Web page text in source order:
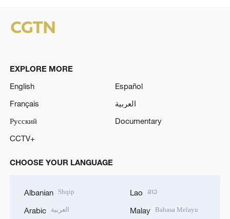
EXPLORE MORE
English
Español
Français
العربية
Русский
Documentary
CCTV+
CHOOSE YOUR LANGUAGE
Albanian Shqip
Arabic العربية
Lao ລາວ
Malay Bahasa Melayu